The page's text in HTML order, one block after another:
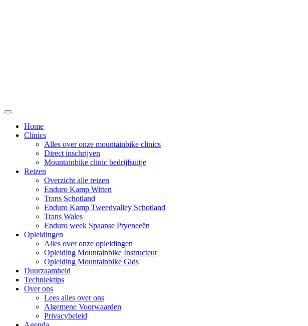
Home
Clinics
Alles over onze mountainbike clinics
Direct inschrijven
Mountainbike clinic bedrijfsuitje
Reizen
Overzicht alle reizen
Enduro Kamp Witten
Trans Schotland
Enduro Kamp Tweedvalley Schotland
Trans Wales
Enduro week Spaanse Pryeneeën
Opleidingen
Alles over onze opleidingen
Opleiding Mountainbike Instructeur
Opleiding Mountainbike Gids
Duurzaamheid
Techniektips
Over ons
Lees alles over ons
Algemene Voorwaarden
Privacybeleid